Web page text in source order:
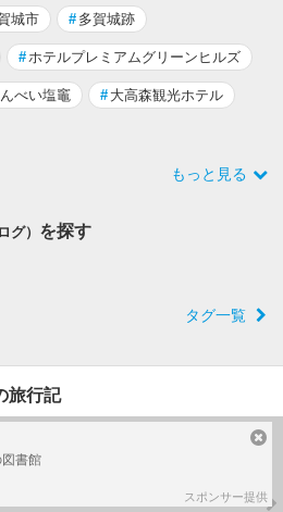
城市 # 多賀城跡
#ホテルプレミアムグリーンヒルズ
べい塩竈 # 大高森観光ホテル
もっと見る
グ） を探す
タグ一覧
旅行記
・秋保温泉・塩釜神社 正月東北
三日間 ３日目
書館
スポンサー提供